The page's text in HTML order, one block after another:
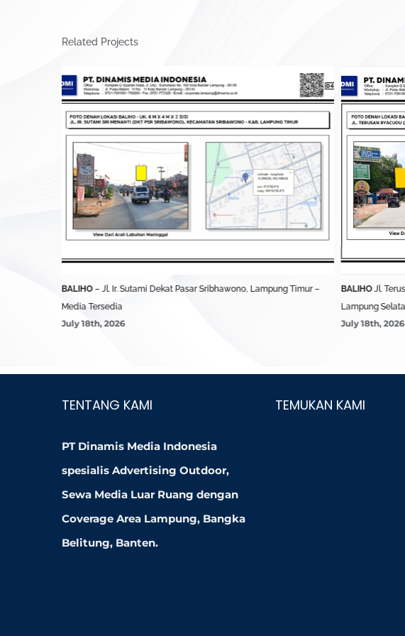
Related Projects
BALIHO– Jl. Ir. Sutami Dekat Pasar Sribhawono, Lampung Timur –
Media Tersedia
July 18th, 2026
BALIHOJl.
Lampung
July 18th, 2026
TENTANG KAMI
PT Dinamis Media Indonesia
spesialis Advertising Outdoor,
Sewa Media Luar Ruang dengan
Coverage Area Lampung, Bangka
Belitung, Banten.
TEMUKAN KAMI